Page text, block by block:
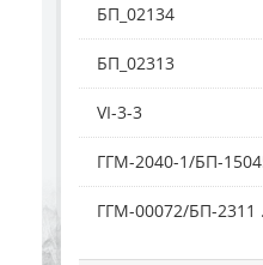
БП_02134
БП_02313
VI-3-3
ГГМ-2040-1/БП-
ГГМ-00072/БП-2311